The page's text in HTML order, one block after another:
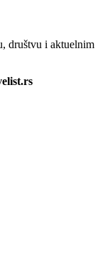
društvu i aktuelnim